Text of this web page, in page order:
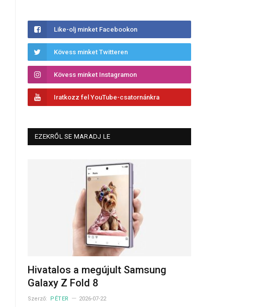
Like-olj minket Facebookon
Kövess minket Twitteren
Kövess minket Instagramon
Iratkozz fel YouTube-csatornánkra
EZEKRŐL SE MARADJ LE
Hivatalos a megújult Samsung
Galaxy Z Fold 8
Szerző: PÉTER 2026-07-22